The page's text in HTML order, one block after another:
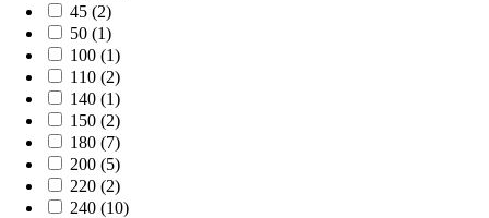
45 (2)
50 (1)
100 (1)
110 (2)
140 (1)
150 (2)
180 (7)
200 (5)
220 (2)
240 (10)